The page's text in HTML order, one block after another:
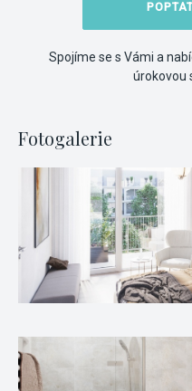
Spojíme se s Vámi a
úrokovou
Fotogalerie